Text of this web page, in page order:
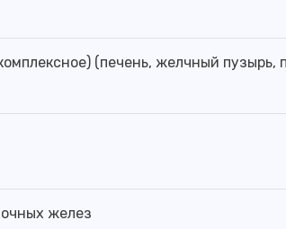
(печень, желчный пузырь,
желез